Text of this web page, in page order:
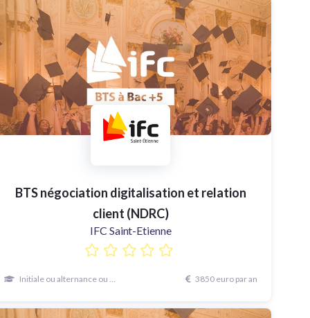
BTS négociation digitalisation et relation
client (NDRC)
IFC Saint-Etienne
Initiale ou alternance ou continue 3850 euro par an